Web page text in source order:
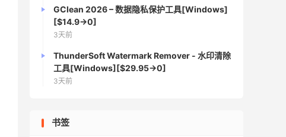
GClean 2026 – 数据隐私保护工具[Windows]
[$14.9→0]
3天前
ThunderSoft Watermark Remover - 水印清除
工具[Windows][$29.95→0]
3天前
书签